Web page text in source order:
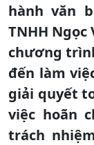
hành văn
TNHH
chương
đến làm
giải quyết
việc hoãn
trách